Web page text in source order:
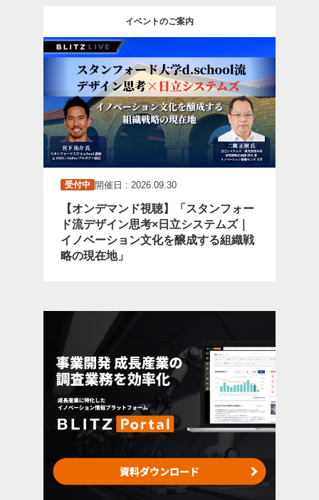
イベントのご案内
受付中 開催日 : 2026.09.30
【オンデマンド視聴】「スタンフォー
ド流デザイン思考×日立システムズ｜
イノベーション文化を醸成する組織戦
略の現在地」